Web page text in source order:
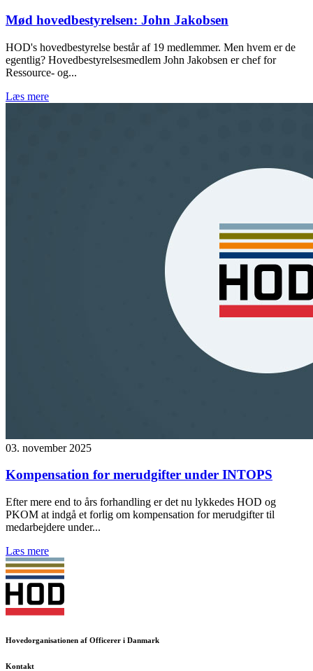
Mød hovedbestyrelsen: John Jakobsen
HOD's hovedbestyrelse består af 19 medlemmer. Men hvem er de
egentlig? Hovedbestyrelsesmedlem John Jakobsen er chef for
Ressource- og...
Læs mere
03. november 2025
Kompensation for merudgifter under INTOPS
Efter mere end to års forhandling er det nu lykkedes HOD og
PKOM at indgå et forlig om kompensation for merudgifter til
medarbejdere under...
Læs mere
Hovedorganisationen af Officerer i Danmark
Kontakt